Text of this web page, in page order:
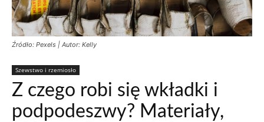
Źródło: Pexels | Autor: Kelly
Szewstwo i rzemiosło
Z czego robi się wkładki i
podpodeszwy? Materiały,